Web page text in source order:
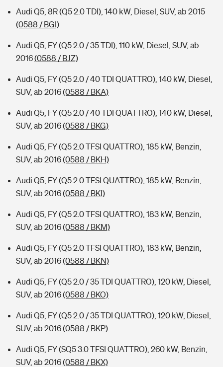
Audi Q5, 8R (Q5 2.0 TDI), 140 kW, Diesel, SUV, ab 2015
(0588 / BGI)
Audi Q5, FY (Q5 2.0 / 35 TDI), 110 kW, Diesel, SUV, ab
2016(0588 / BJZ)
Audi Q5, FY (Q5 2.0 / 40 TDI QUATTRO), 140 kW, Diesel,
SUV, ab 2016(0588 / BKA)
Audi Q5, FY (Q5 2.0 / 40 TDI QUATTRO), 140 kW, Diesel,
SUV, ab 2016(0588 / BKG)
Audi Q5, FY (Q5 2.0 TFSI QUATTRO), 185 kW, Benzin,
SUV, ab 2016(0588 / BKH)
Audi Q5, FY (Q5 2.0 TFSI QUATTRO), 185 kW, Benzin,
SUV, ab 2016(0588 / BKI)
Audi Q5, FY (Q5 2.0 TFSI QUATTRO), 183 kW, Benzin,
SUV, ab 2016(0588 / BKM)
Audi Q5, FY (Q5 2.0 TFSI QUATTRO), 183 kW, Benzin,
SUV, ab 2016(0588 / BKN)
Audi Q5, FY (Q5 2.0 / 35 TDI QUATTRO), 120 kW, Diesel,
SUV, ab 2016(0588 / BKO)
Audi Q5, FY (Q5 2.0 / 35 TDI QUATTRO), 120 kW, Diesel,
SUV, ab 2016(0588 / BKP)
Audi Q5, FY (SQ5 3.0 TFSI QUATTRO), 260 kW, Benzin,
SUV, ab 2016(0588 / BKX)